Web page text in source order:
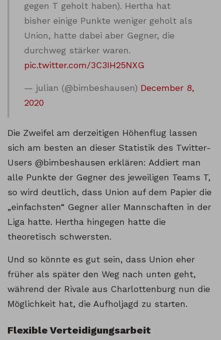
gegen T geholt haben). Hertha hat
bisher einige Punkte weniger geholt als
Union, hatte dabei aber Gegner, die
durchweg stärker waren.
pic.twitter.com/3C3IH25NXG
— julian (@bimbeshausen) December 8,
2020
Die Zweifel am derzeitigen Höhenflug lassen
sich am besten an dieser Statistik des Twitter-
Users @bimbeshausen erklären: Addiert man
alle Punkte der Gegner des jeweiligen Teams T,
so wird deutlich, dass Union auf dem Papier die
„einfachsten“ Gegner aller Mannschaften in der
Liga hatte. Hertha hingegen hatte die
theoretisch schwersten.
Und so könnte es gut sein, dass Union eher
früher als später den Weg nach unten geht,
während der Rivale aus Charlottenburg nun die
Möglichkeit hat, die Aufholjagd zu starten.
Flexible Verteidigungsarbeit